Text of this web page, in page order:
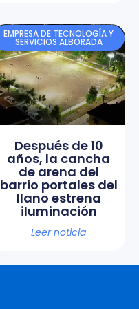
EMPRESA DE TECNOLOGÍA Y
SERVICIOS ALBORADA
Después de 10
años, la cancha
de arena del
barrio portales del
llano estrena
iluminación
Leer noticia